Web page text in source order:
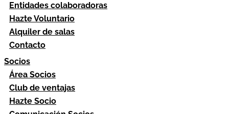
Entidades colaboradoras
Hazte Voluntario
Alquiler de salas
Contacto
Socios
Área Socios
Club de ventajas
Hazte Socio